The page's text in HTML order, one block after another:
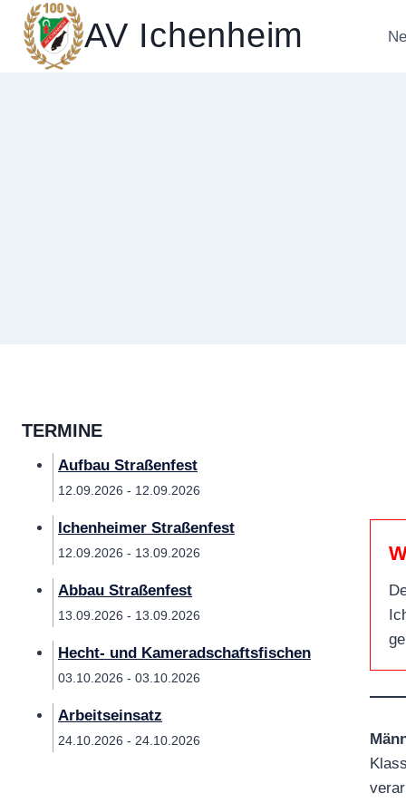
Zum
Inhalt
springen
AV Ichenheim
TERMINE
Aufbau Straßenfest
12.09.2026 - 12.09.2026
Ichenheimer Straßenfest
12.09.2026 - 13.09.2026
Abbau Straßenfest
13.09.2026 - 13.09.2026
Hecht- und Kameradschaftsfischen
03.10.2026 - 03.10.2026
Arbeitseinsatz
24.10.2026 - 24.10.2026